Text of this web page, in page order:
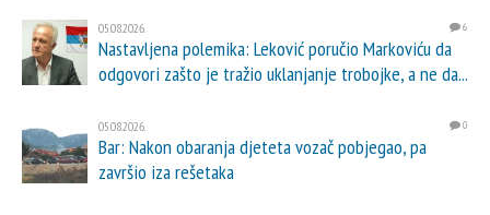
05.08.2026. 6
Nastavljena polemika: Leković poručio Markoviću da
odgovori zašto je tražio uklanjanje trobojke, a ne da...
05.08.2026. 0
Bar: Nakon obaranja djeteta vozač pobjegao, pa
završio iza rešetaka